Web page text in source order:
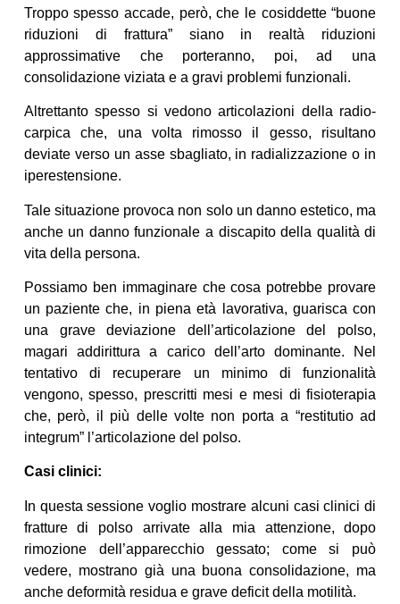
Troppo spesso accade, però, che le cosiddette “buone
riduzioni di frattura” siano in realtà riduzioni
approssimative che porteranno, poi, ad una
consolidazione viziata e a gravi problemi funzionali.
Altrettanto spesso si vedono articolazioni della radio-
carpica che, una volta rimosso il gesso, risultano
deviate verso un asse sbagliato, in radializzazione o in
iperestensione.
Tale situazione provoca non solo un danno estetico, ma
anche un danno funzionale a discapito della qualità di
vita della persona.
Possiamo ben immaginare che cosa potrebbe provare
un paziente che, in piena età lavorativa, guarisca con
una grave deviazione dell’articolazione del polso,
magari addirittura a carico dell’arto dominante. Nel
tentativo di recuperare un minimo di funzionalità
vengono, spesso, prescritti mesi e mesi di fisioterapia
che, però, il più delle volte non porta a “restitutio ad
integrum” l’articolazione del polso.
Casi clinici:
In questa sessione voglio mostrare alcuni casi clinici di
fratture di polso arrivate alla mia attenzione, dopo
rimozione dell’apparecchio gessato; come si può
vedere, mostrano già una buona consolidazione, ma
anche deformità residua e grave deficit della motilità.